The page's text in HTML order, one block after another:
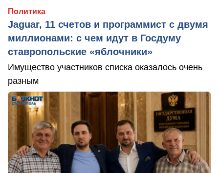
Политика
Jaguar, 11 счетов и программист с двумя
миллионами: с чем идут в Госдуму
ставропольские «яблочники»
Имущество участников списка оказалось очень
разным